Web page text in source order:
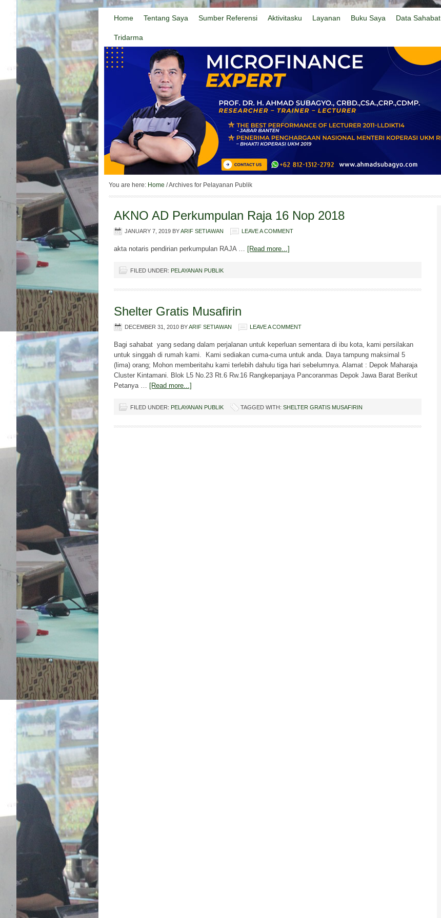
Home Tentang Saya Sumber Referensi Aktivitasku Layanan Buku Saya Data Sahabat
Tridarma
You are here: Home /Archives for Pelayanan Publik
AKNO AD Perkumpulan Raja 16 Nop 2018
JANUARY 7, 2019 BYARIF SETIAWAN LEAVE A COMMENT
akta notaris pendirian perkumpulan RAJA … [Read more...]
FILED UNDER: PELAYANAN PUBLIK
Shelter Gratis Musafirin
DECEMBER 31, 2010 BYARIF SETIAWAN LEAVE A COMMENT
Bagi sahabat yang sedang dalam perjalanan untuk keperluan sementara di ibu kota, kami persilakan
untuk singgah di rumah kami. Kami sediakan cuma-cuma untuk anda. Daya tampung maksimal 5
(lima) orang; Mohon memberitahu kami terlebih dahulu tiga hari sebelumnya. Alamat : Depok Maharaja
Cluster Kintamani. Blok L5 No.23 Rt.6 Rw.16 Rangkepanjaya Pancoranmas Depok Jawa Barat Berikut
Petanya … [Read more...]
FILED UNDER: PELAYANAN PUBLIK TAGGED WITH: SHELTER GRATIS MUSAFIRIN